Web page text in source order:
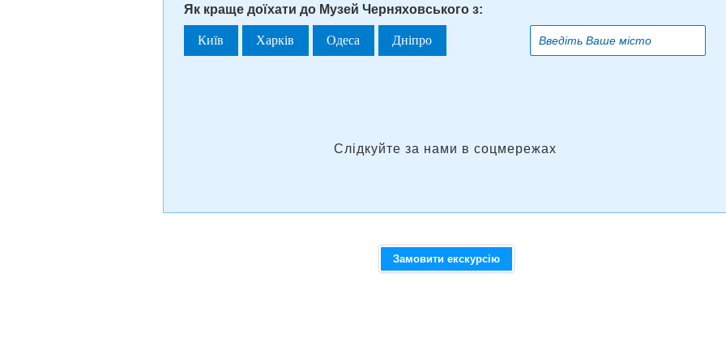
Як краще доїхати до Музей Черняховського з:
Київ Харків Одеса Дніпро
Слідкуйте за нами в соцмережах
Замовити екскурсію